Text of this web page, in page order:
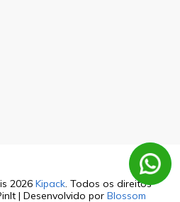
2026 Kipack. Todos os direitos
| Desenvolvido por Blossom